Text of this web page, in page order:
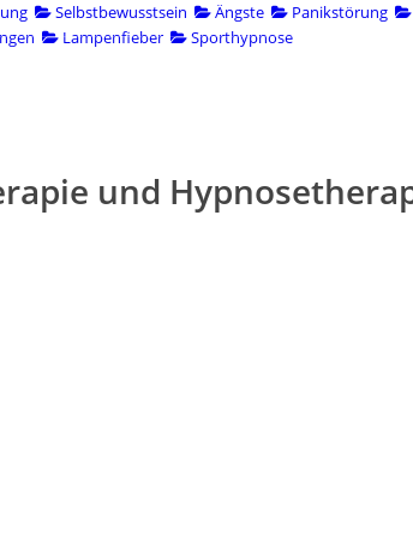
Selbstbewusstsein Ängste Panikstörung
Lampenfieber
Sporthypnose
und